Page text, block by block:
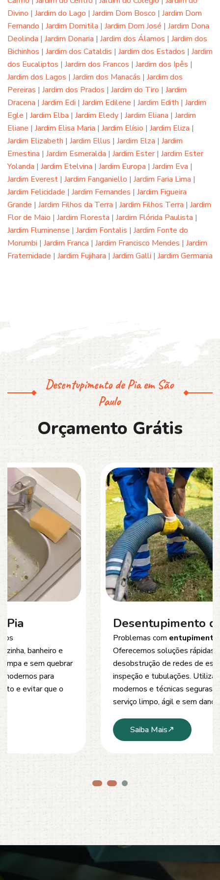
Divino | Jardim do Lago | Jardim Dom Bosco | Jardim Dom
Fernando | Jardim Domitila | Jardim Dom José | Jardim Dona
Deolinda | Jardim Donaria | Jardim dos Álamos | Jardim dos
Bichinhos | Jardim dos Cataldis | Jardim dos Estados | Jardim
dos Eucaliptos | Jardim dos Francos | Jardim dos Ipês |
Jardim dos Lagos | Jardim dos Manacás | Jardim dos
Pereiras | Jardim dos Prados | Jardim do Tiro | Jardim
Dracena | Jardim Edi | Jardim Edilene | Jardim Edith | Jardim
Egle | Jardim Elba | Jardim Eledy | Jardim Eliana | Jardim
Eliane | Jardim Elisa Maria | Jardim Elísio | Jardim Eliza |
Jardim Elizabeth | Jardim Ellus | Jardim Elza | Jardim
Ernestina | Jardim Esmeralda | Jardim Ester| Jardim Ester
Yolanda | Jardim Etelvina | Jardim Europa | Jardim Eva |
Jardim Everest | Jardim Fanganiello | Jardim Faria Lima |
Jardim Felicidade | Jardim Fernandes | Jardim Figueira
Grande | Jardim Filhos da Terra | Jardim Filhos Terra | Jardim
Flor de Maio | Jardim Floresta | Jardim Flórida Paulista |
Jardim Fluminense | Jardim Fontalis | Jardim Fonte do
Morumbi | Jardim Franca | Jardim Francisco Mendes | Jardim
Fraternidade | Jardim Fujihara | Jardim Galli | Jardim Germania
Desentupimento de Pia em São
Paulo
Orçamento Grátis
Desentupimento de Esgoto
entupimento de esgoto ?
Oferecemos soluções rápidas e eficientes para
desobstrução de redes de esgoto, caixas de
inspeção e tubulações. Utilizamos equipamentos
modernos e técnicas seguras que garantem um
serviço limpo, ágil e sem danos à estrutura.